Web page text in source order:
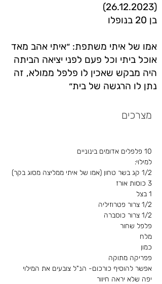
(26.12.2023)
בן 20 בנופלו
אמו של איתי משתפת: ״איתי אהב מאד
אוכל ביתי וכל פעם לפני יציאה הביתה
היה מבקש שאכין לו פלפל ממולא, זה
נתן לו הרגשה של בית״
מצרכים
10 פלפלים אדומים בינוניים
למילוי:
1/2 קג בשר טחון (אמו של איתי ממליצה מסוג בקר)
3 כוסות אורז
1 בצל
1/2 צרור פטרוזיליה
1/2 צרור כוסברה
פלפל שחור
מלח
כמון
פפריקה מתוקה
אפשר להוסיף כורכום- הנ"ל צובעים את המילוי
יפה שלא יראה חיוור